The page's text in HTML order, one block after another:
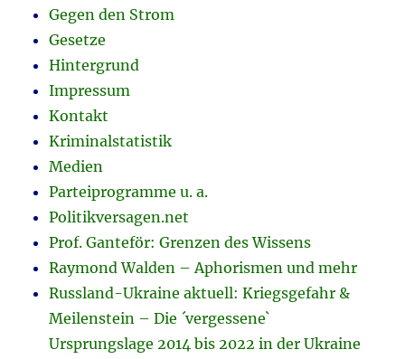
Gegen den Strom
Gesetze
Hintergrund
Impressum
Kontakt
Kriminalstatistik
Medien
Parteiprogramme u. a.
Politikversagen.net
Prof. Ganteför: Grenzen des Wissens
Raymond Walden – Aphorismen und mehr
Russland-Ukraine aktuell: Kriegsgefahr &
Meilenstein – Die ´vergessene`
Ursprungslage 2014 bis 2022 in der Ukraine